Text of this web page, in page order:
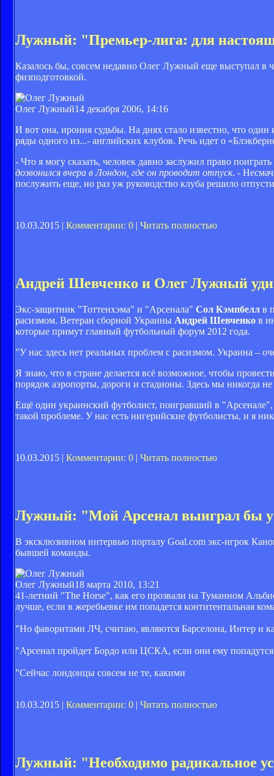
Лужный: "Премьер-лига: для
Казалось бы, совсем недавно Олег Лужный еще выступал в
физподготовкой.
Олег Лужный14 декабря 2006, 14:16
И вот она, ирония судьбы. На днях стало известно, что
ряды одного из...- английских клубов. Речь идет о
- Что я могу сказать, человек давно заслужил право
дозвонился вчера в Лондон, где он проводит отпуск. -
послужить еще, но раз уж руководство клуба решило
10.03.2015 | Комментарии: 0 | Читать полностью
Андрей Шевченко и Олег Лужный
Экс-защитник "Тоттенхэма" и "Арсенала" Сол Кэмпбелл в
расизмом. Ветеран сборной Украины Андрей Шевченко в
которые примут главный футбольный форум 2012 года.
"У нас здесь нет реальных проблем с расизмом. Украина –
Я знаю, что в стране делается всё возможное, чтобы
порядок аэропорты, дороги и стадионы. Здесь мы никогда
Ещё один украинский футболист, поигравший в
такой проблеме. У нас есть нигерийские футболисты, и я
10.03.2015 | Комментарии: 0 | Читать полностью
Лужный: "Мой Арсенал выиграл бы у
В эксклюзивном интервью порталу Goal.com экс-игрок
бывшей команды.
Олег Лужный18 марта 2010, 13:21
41-летний "The Horse", как его прозвали на Туманном
лучше, если в жеребьевке им попадется контитентальная
"Но фаворитами ЛЧ, считаю, являются Барселона, Интер и
"Арсенал пройдет Бордо или ЦСКА, если они ему
"Сейчас лондонцы совсем не те, какими
10.03.2015 | Комментарии: 0 | Читать полностью
Лужный: "Необходимо радикальное